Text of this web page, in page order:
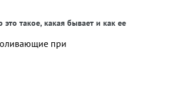
это такое, какая бывает и как ее